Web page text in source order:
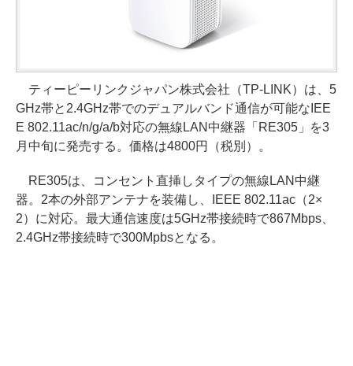
ティーピーリンクジャパン株式会社（TP-LINK）は、5
GHz帯と2.4GHz帯でのデュアルバンド通信が可能なIEE
E 802.11ac/n/g/a/b対応の無線LAN中継器「RE305」を3
月中旬に発売する。価格は4800円（税別）。
RE305は、コンセント直挿しタイプの無線LAN中継
器。2本の外部アンテナを装備し、IEEE 802.11ac（2×
2）に対応。最大通信速度は5GHz帯接続時で867Mbps、
2.4GHz帯接続時で300Mpbsとなる。